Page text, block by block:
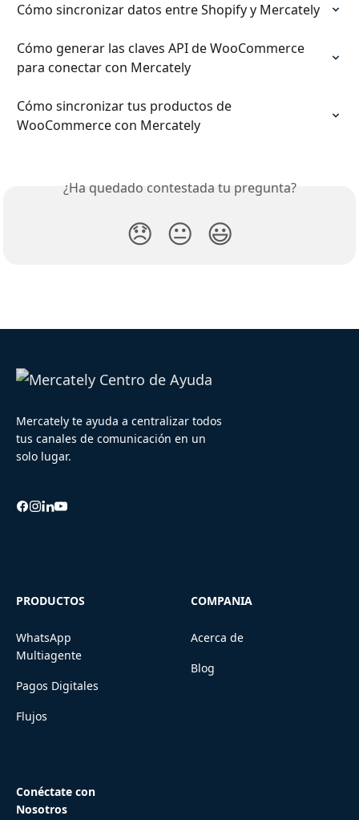
Cómo sincronizar datos entre Shopify y Mercately
Cómo generar las claves API de WooCommerce
para conectar con Mercately
Cómo sincronizar tus productos de
WooCommerce con Mercately
¿Ha quedado contestada tu pregunta?
😞 😐 😃
Mercately te ayuda a centralizar todos
tus canales de comunicación en un
solo lugar.
PRODUCTOS
WhatsApp
Multiagente
Pagos Digitales
Flujos
COMPANIA
Acerca de
Blog
Conéctate con
Nosotros